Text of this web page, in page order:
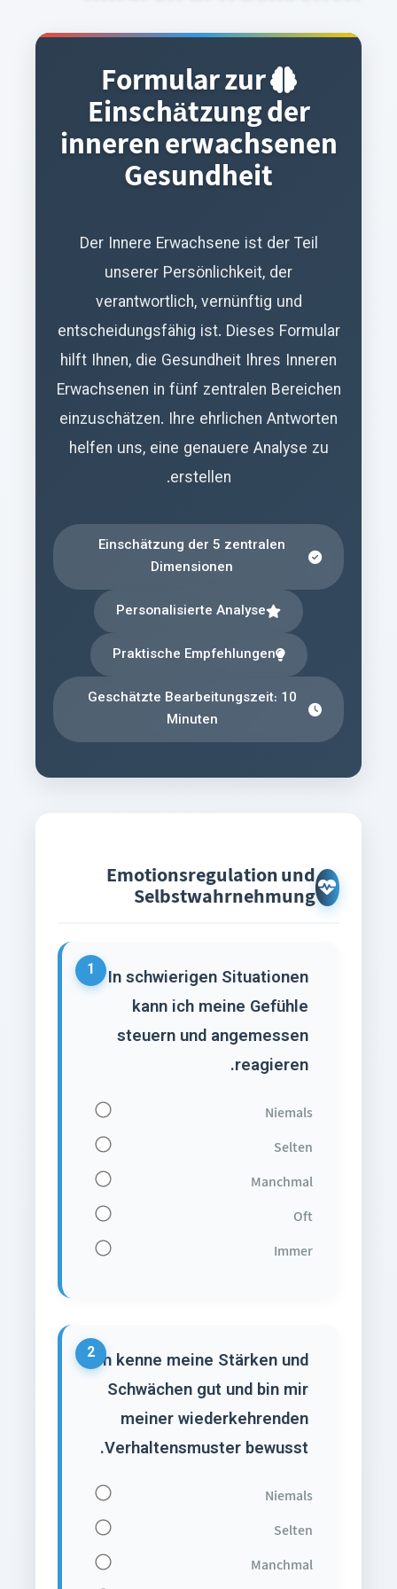
Formular zur
Einschätzung der
inneren erwachsenen
Gesundheit
Der Innere Erwachsene ist der Teil
unserer Persönlichkeit, der
verantwortlich, vernünftig und
entscheidungsfähig ist. Dieses Formular
hilft Ihnen, die Gesundheit Ihres Inneren
Erwachsenen in fünf zentralen Bereichen
einzuschätzen. Ihre ehrlichen Antworten
helfen uns, eine genauere Analyse zu
erstellen.
Einschätzung der 5 zentralen
Dimensionen
Personalisierte Analyse
Praktische Empfehlungen
Geschätzte Bearbeitungszeit: 10
Minuten
Emotionsregulation und
Selbstwahrnehmung
1
In schwierigen Situationen
kann ich meine Gefühle
steuern und angemessen
reagieren.
Niemals
Selten
Manchmal
Oft
Immer
2Ich kenne meine Stärken und
Schwächen gut und bin mir
meiner wiederkehrenden
Verhaltensmuster bewusst.
Niemals
Selten
Manchmal